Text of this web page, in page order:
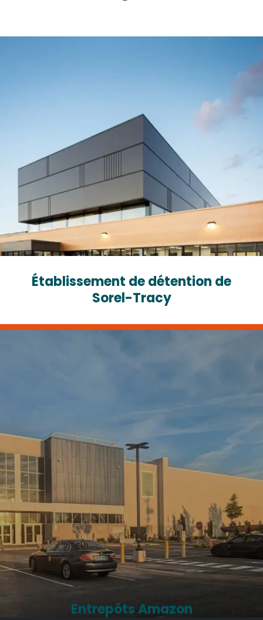
Établissement de détention de
Sorel-Tracy
Entrepôts Amazon